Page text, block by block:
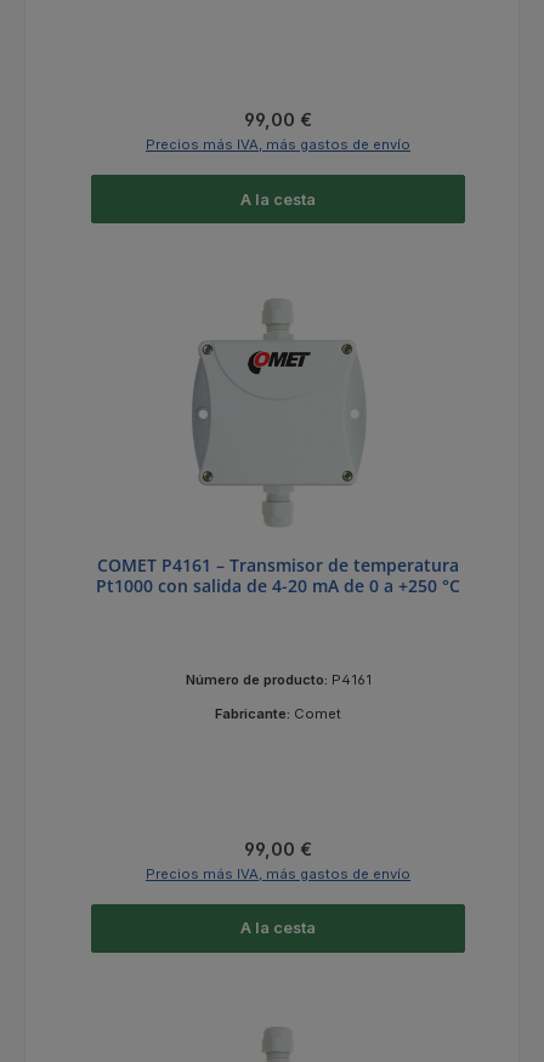
Precio normal:
99,00 €
Precios más IVA, más gastos de envío
A la cesta
COMET P4161 – Transmisor de temperatura
Pt1000 con salida de 4-20 mA de 0 a +250 °C
Número de producto: P4161
Fabricante: Comet
Precio normal:
99,00 €
Precios más IVA, más gastos de envío
A la cesta